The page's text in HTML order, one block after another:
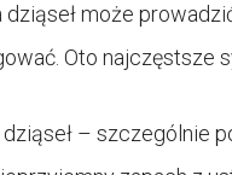
dziąseł może
Oto najczęstsze
– szczególnie